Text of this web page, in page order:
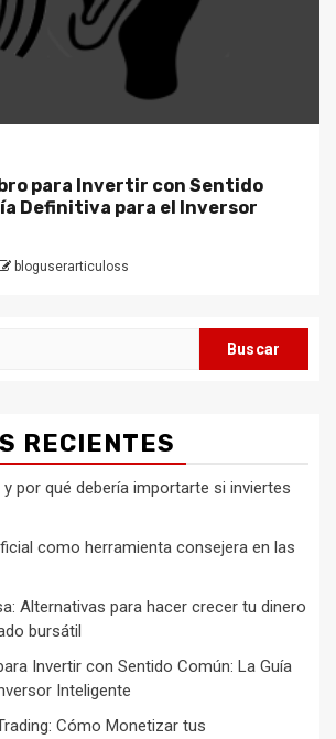
para Invertir con Sentido
Definitiva para el Inversor
bloguserarticuloss
RECIENTES
y por qué debería importarte si inviertes
como herramienta consejera en las
Alternativas para hacer crecer tu dinero
bursátil
Invertir con Sentido Común: La Guía
Inteligente
Cómo Monetizar tus